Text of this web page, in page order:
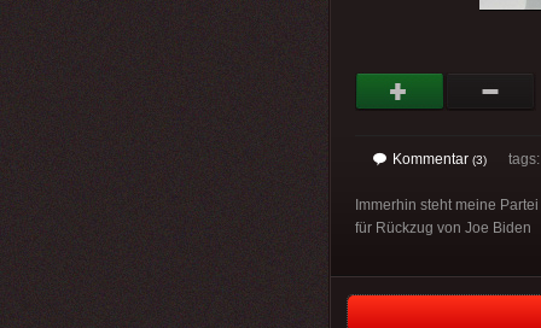
Kommentar (3) tags:
Immerhin steht meine
für Rückzug von Joe Biden